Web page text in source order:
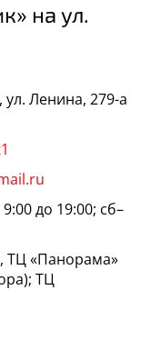
Ленина, 279-а
до 19:00; сб–
ТЦ «Панорама»
ТЦ